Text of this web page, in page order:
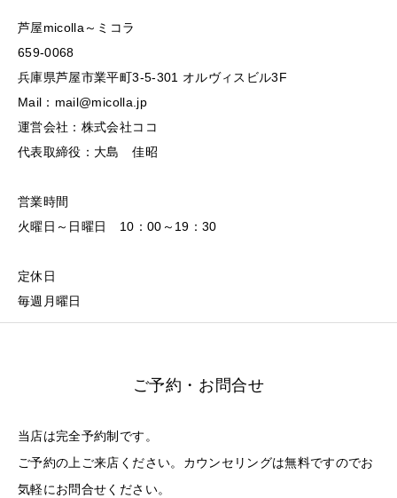
芦屋micolla～ミコラ
659-0068
兵庫県芦屋市業平町3-5-301 オルヴィスビル3F
Mail：mail@micolla.jp
運営会社：株式会社ココ
代表取締役：大島 佳昭
営業時間
火曜日～日曜日 10：00～19：30
定休日
毎週月曜日
ご予約・お問合せ
当店は完全予約制です。
ご予約の上ご来店ください。カウンセリングは無料ですのでお
気軽にお問合せください。